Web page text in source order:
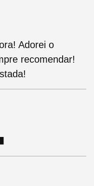
Adorei o
recomendar!